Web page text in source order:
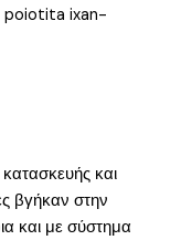
poiotita ixan-
και
βγήκαν στην
και με σύστημα